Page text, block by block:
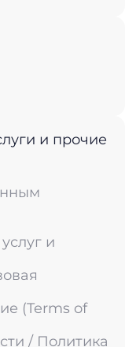
и прочие
и
(Terms of
/ Политика